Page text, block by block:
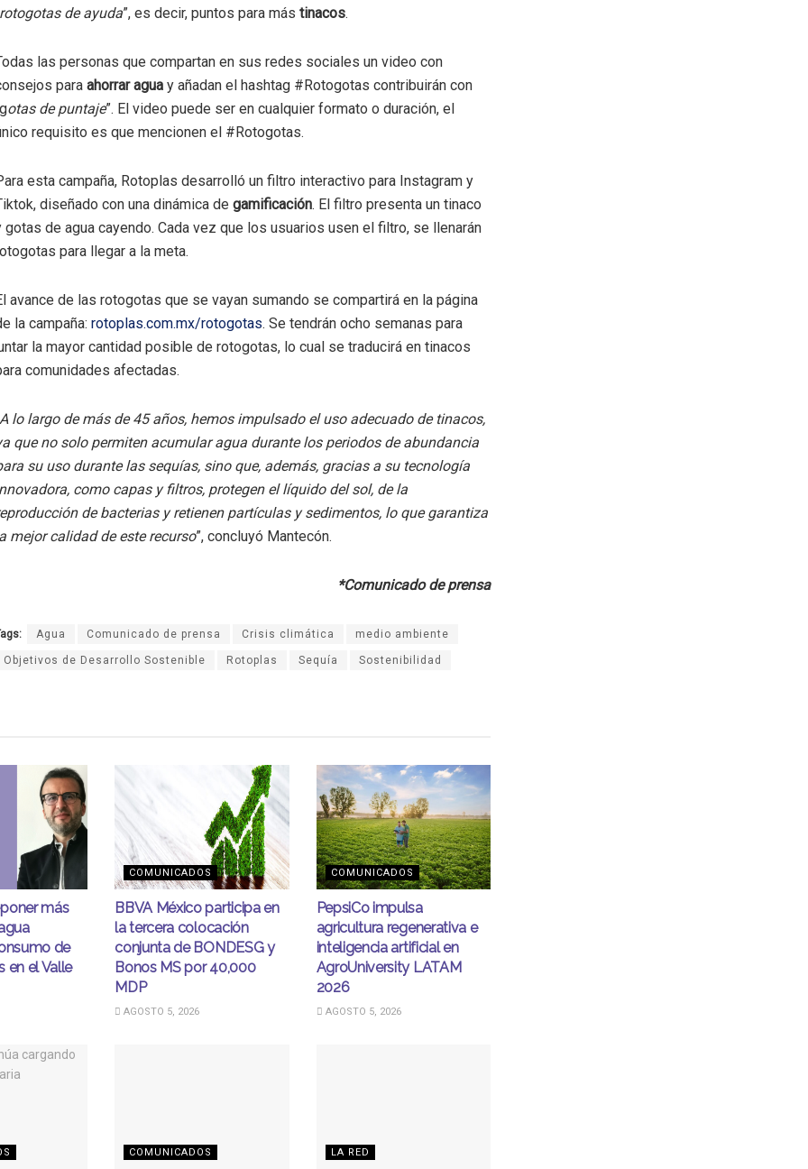
rotogotas de ayuda”, es decir, puntos para más tinacos.
las personas que compartan en sus redes sociales un video con
para ahorrar agua y añadan el hashtag #Rotogotas contribuirán con
otas de puntaje”. El video puede ser en cualquier formato o duración, el
requisito es que mencionen el #Rotogotas.
esta campaña, Rotoplas desarrolló un filtro interactivo para Instagram y
diseñado con una dinámica de gamificación. El filtro presenta un tinaco
gotas de agua cayendo. Cada vez que los usuarios usen el filtro, se llenarán
para llegar a la meta.
avance de las rotogotas que se vayan sumando se compartirá en la página
la campaña: rotoplas.com.mx/rotogotas. Se tendrán ocho semanas para
la mayor cantidad posible de rotogotas, lo cual se traducirá en tinacos
comunidades afectadas.
A lo largo de más de 45 años, hemos impulsado el uso adecuado de tinacos,
que no solo permiten acumular agua durante los periodos de abundancia
su uso durante las sequías, sino que, además, gracias a su tecnología
como capas y filtros, protegen el líquido del sol, de la
de bacterias y retienen partículas y sedimentos, lo que garantiza
mejor calidad de este recurso”, concluyó Mantecón.
*Comunicado de prensa
Agua Comunicado de prensa Crisis climática medio ambiente
Objetivos de Desarrollo Sostenible Rotoplas Sequía Sostenibilidad
más
de
en el Valle
COMUNICADOS
BBVA México participa en
la tercera colocación
conjunta de BONDESG y
Bonos MS por 40,000
MDP
AGOSTO 5, 2026
COMUNICADOS
PepsiCo impulsa
agricultura regenerativa e
inteligencia artificial en
AgroUniversity LATAM
2026
AGOSTO 5, 2026
COMUNICADOS LA RED